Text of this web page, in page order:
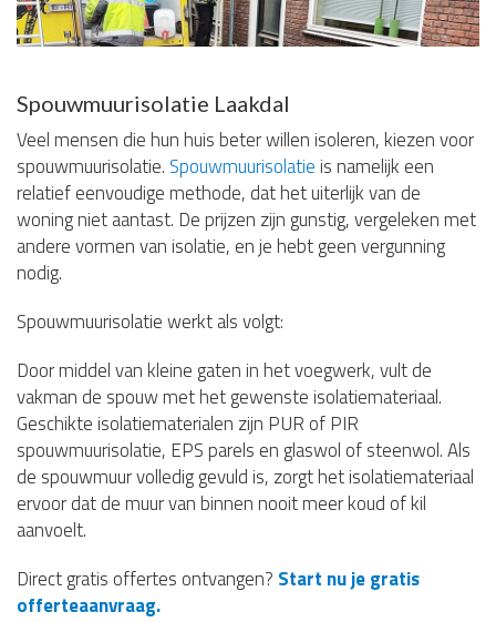
Spouwmuurisolatie Laakdal
Veel mensen die hun huis beter willen isoleren, kiezen voor
spouwmuurisolatie. Spouwmuurisolatie is namelijk een
relatief eenvoudige methode, dat het uiterlijk van de
woning niet aantast. De prijzen zijn gunstig, vergeleken met
andere vormen van isolatie, en je hebt geen vergunning
nodig.
Spouwmuurisolatie werkt als volgt:
Door middel van kleine gaten in het voegwerk, vult de
vakman de spouw met het gewenste isolatiemateriaal.
Geschikte isolatiematerialen zijn PUR of PIR
spouwmuurisolatie, EPS parels en glaswol of steenwol. Als
de spouwmuur volledig gevuld is, zorgt het isolatiemateriaal
ervoor dat de muur van binnen nooit meer koud of kil
aanvoelt.
Direct gratis offertes ontvangen? Start nu je gratis
offerteaanvraag.